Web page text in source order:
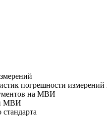
погрешности
на МВИ
МВИ